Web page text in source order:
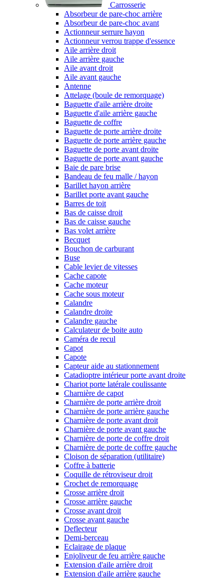
Carrosserie
Absorbeur de pare-choc arrière
Absorbeur de pare-choc avant
Actionneur serrure hayon
Actionneur verrou trappe d'essence
Aile arrière droit
Aile arrière gauche
Aile avant droit
Aile avant gauche
Antenne
Attelage (boule de remorquage)
Baguette d'aile arrière droite
Baguette d'aile arrière gauche
Baguette de coffre
Baguette de porte arrière droite
Baguette de porte arrière gauche
Baguette de porte avant droite
Baguette de porte avant gauche
Baie de pare brise
Bandeau de feu malle / hayon
Barillet hayon arrière
Barillet porte avant gauche
Barres de toit
Bas de caisse droit
Bas de caisse gauche
Bas volet arrière
Becquet
Bouchon de carburant
Buse
Cable levier de vitesses
Cache capote
Cache moteur
Cache sous moteur
Calandre
Calandre droite
Calandre gauche
Calculateur de boite auto
Caméra de recul
Capot
Capote
Capteur aide au stationnement
Catadioptre intérieur porte avant droite
Chariot porte latérale coulissante
Charnière de capot
Charnière de porte arrière droit
Charnière de porte arrière gauche
Charnière de porte avant droit
Charnière de porte avant gauche
Charnière de porte de coffre droit
Charnière de porte de coffre gauche
Cloison de séparation (utilitaire)
Coffre à batterie
Coquille de rétroviseur droit
Crochet de remorquage
Crosse arrière droit
Crosse arrière gauche
Crosse avant droit
Crosse avant gauche
Deflecteur
Demi-berceau
Eclairage de plaque
Enjoliveur de feu arrière gauche
Extension d'aile arrière droit
Extension d'aile arrière gauche